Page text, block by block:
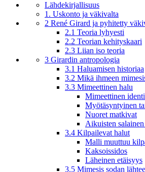
Lähdekirjallisuus
1. Uskonto ja väkivalta
2 René Girard ja pyhitetty
2.1 Teoria lyhyesti
2.2 Teorian kehityskaari
2.3 Liian iso teoria
3 Girardin antropologia
3.1 Haluamisen historiaa
3.2 Mikä ihmeen
3.3 Mimeettinen halu
Mimeettinen
Myötäsyntyinen
Nuoret matkivat
Aikuisten
3.4 Kilpailevat halut
Malli muuttuu
Kaksoissidos
Läheinen etäisyys
3.5 Mimesis sodan